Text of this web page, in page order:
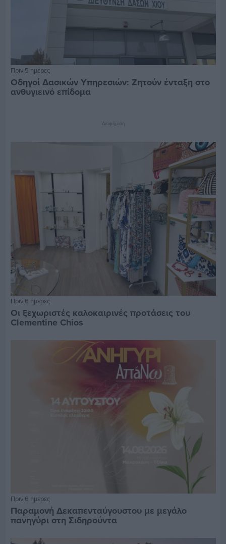
Πριν 5 ημέρες
Οδηγοί Δασικών Υπηρεσιών: Ζητούν ένταξη στο
ανθυγιεινό επίδομα
Διαφήμιση
Πριν 6 ημέρες
Οι ξεχωριστές καλοκαιρινές προτάσεις του
Clementine Chios
Πριν 6 ημέρες
Παραμονή Δεκαπενταύγουστου με μεγάλο
πανηγύρι στη Σιδηρούντα